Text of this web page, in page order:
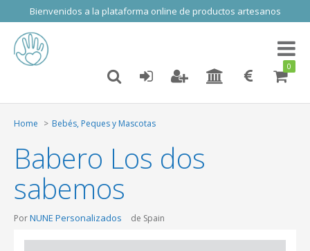
Bienvenidos a la plataforma online de productos artesanos
Toggle
0
Home Bebés, Peques y Mascotas
Babero Los dos
sabemos
PorNUNE Personalizados de Spain